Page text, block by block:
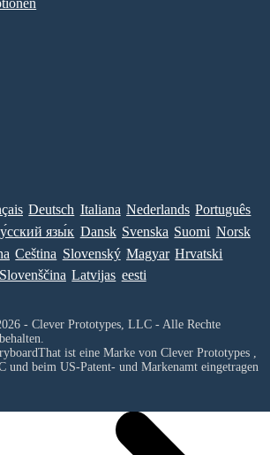
Deutsch Italiana Nederlands Português
язы́к Dansk Svenska Suomi Norsk
Ceština Slovenský Magyar Hrvatski
Slovenščina Latvijas eesti
- Clever Prototypes, LLC - Alle Rechte
ist eine Marke von Clever Prototypes ,
und beim US-Patent- und Markenamt eingetragen